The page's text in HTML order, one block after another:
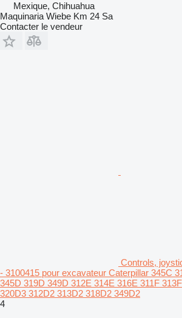
Mexique, Chihuahua
Maquinaria Wiebe Km 24 Sa
Contacter le vendeur
Controls,
- 3100415 pour excavateur Caterpillar 345C
345D 319D 349D 312E 314E 316E 311F
320D3 312D2 313D2 318D2 349D2
4